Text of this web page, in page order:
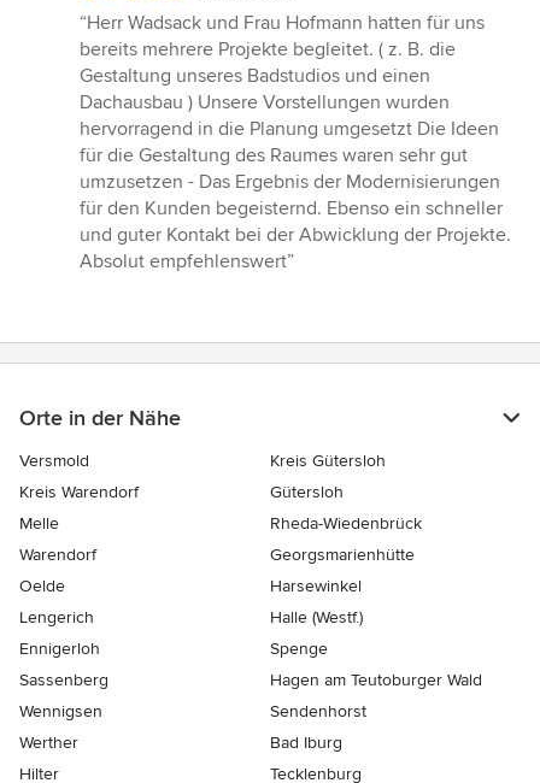
Bewertung:
5
von
5
Sternen
“Herr Wadsack und Frau Hofmann hatten für uns
bereits mehrere Projekte begleitet. ( z. B. die
Gestaltung unseres Badstudios und einen
Dachausbau ) Unsere Vorstellungen wurden
hervorragend in die Planung umgesetzt Die Ideen
für die Gestaltung des Raumes waren sehr gut
umzusetzen - Das Ergebnis der Modernisierungen
für den Kunden begeisternd. Ebenso ein schneller
und guter Kontakt bei der Abwicklung der Projekte.
Absolut empfehlenswert”
Orte in der Nähe
Versmold
Kreis Gütersloh
Kreis Warendorf
Gütersloh
Melle
Rheda-Wiedenbrück
Warendorf
Georgsmarienhütte
Oelde
Harsewinkel
Lengerich
Halle (Westf.)
Ennigerloh
Spenge
Sassenberg
Hagen am Teutoburger Wald
Wennigsen
Sendenhorst
Werther
Bad Iburg
Hilter
Tecklenburg